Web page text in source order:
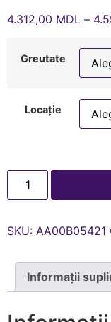
4.312,00 MDL –
Greutate
Locație
SKU: AA00В05421
Informații